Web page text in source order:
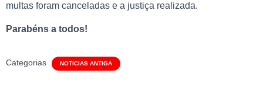
multas foram canceladas e a justiça realizada.
Parabéns a todos!
Categorias NOTICIAS ANTIGA